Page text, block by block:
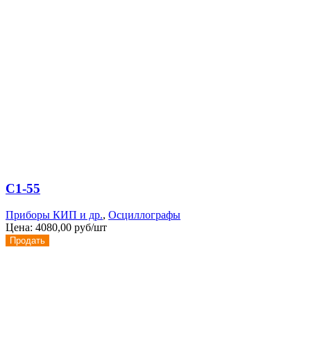
С1-55
Приборы КИП и др., Осциллографы
Цена: 4080,00 руб/шт
Продать